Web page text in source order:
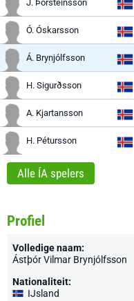
J. Þorsteinsson
Ó. Óskarsson
Á. Brynjólfsson
H. Sigurðsson
A. Kjartansson
H. Pétursson
Alle ÍA spelers
Profiel
Volledige naam:
Ástþór Vilmar Brynjólfsson
Nationaliteit:
IJsland